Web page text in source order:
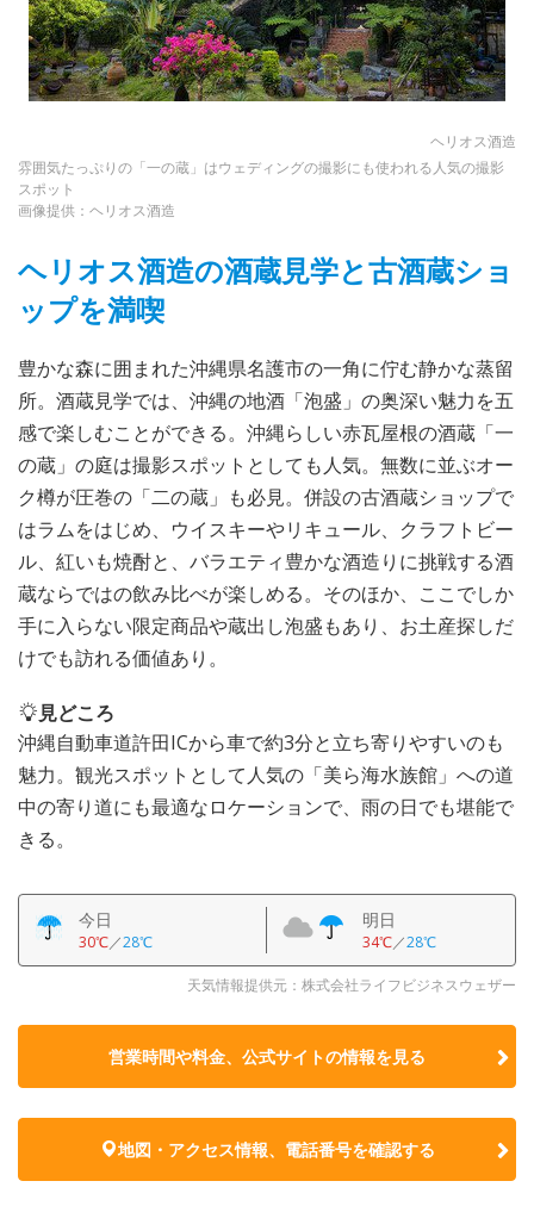
ヘリオス酒造
雰囲気たっぷりの「一の蔵」はウェディングの撮影にも使われる人気の撮影
スポット
画像提供：ヘリオス酒造
ヘリオス酒造の酒蔵見学と古酒蔵ショ
ップを満喫
豊かな森に囲まれた沖縄県名護市の一角に佇む静かな蒸留
所。酒蔵見学では、沖縄の地酒「泡盛」の奥深い魅力を五
感で楽しむことができる。沖縄らしい赤瓦屋根の酒蔵「一
の蔵」の庭は撮影スポットとしても人気。無数に並ぶオー
ク樽が圧巻の「二の蔵」も必見。併設の古酒蔵ショップで
はラムをはじめ、ウイスキーやリキュール、クラフトビー
ル、紅いも焼酎と、バラエティ豊かな酒造りに挑戦する酒
蔵ならではの飲み比べが楽しめる。そのほか、ここでしか
手に入らない限定商品や蔵出し泡盛もあり、お土産探しだ
けでも訪れる価値あり。
見どころ
沖縄自動車道許田ICから車で約3分と立ち寄りやすいのも
魅力。観光スポットとして人気の「美ら海水族館」への道
中の寄り道にも最適なロケーションで、雨の日でも堪能で
きる。
今日
30℃／28℃
明日
34℃／28℃
天気情報提供元：株式会社ライフビジネスウェザー
営業時間や料金、公式サイトの情報を見る
地図・アクセス情報、電話番号を確認する